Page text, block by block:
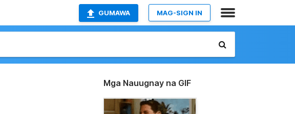
GUMAWA MAG-SIGN IN
Mga Nauugnay na GIF